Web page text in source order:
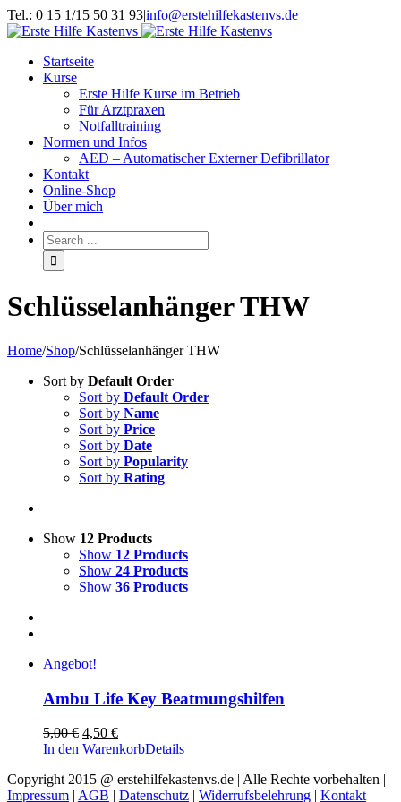
Tel.: 0 15 1/15 50 31 93|info@erstehilfekastenvs.de
Startseite
Kurse
Erste Hilfe Kurse im Betrieb
Für Arztpraxen
Notfalltraining
Normen und Infos
AED – Automatischer Externer Defibrillator
Kontakt
Online-Shop
Über mich
Schlüsselanhänger THW
Home/Shop/Schlüsselanhänger THW
Sort by Default Order
Sort by Default Order
Sort by Name
Sort by Price
Sort by Date
Sort by Popularity
Sort by Rating
Show 12 Products
Show 12 Products
Show 24 Products
Show 36 Products
Angebot!
Ambu Life Key Beatmungshilfen
5,00€ Ursprünglicher
Preis
5,00 €
4,50 €Aktueller
Preis
4,50 €.
In den WarenkorbDetails
Copyright 2015 @ erstehilfekastenvs.de | Alle Rechte vorbehalten |
Impressum | AGB | Datenschutz | Widerrufsbelehrung | Kontakt |